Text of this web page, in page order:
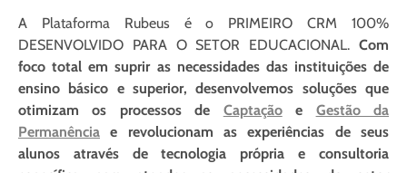
A Plataforma Rubeus é o PRIMEIRO CRM 100%
DESENVOLVIDO PARA O SETOR EDUCACIONAL. Com
foco total em suprir as necessidades das instituições de
ensino básico e superior, desenvolvemos soluções que
otimizam os processos de Captaçãoe Gestão da
Permanência e revolucionam as experiências de seus
alunos através de tecnologia própria e consultoria